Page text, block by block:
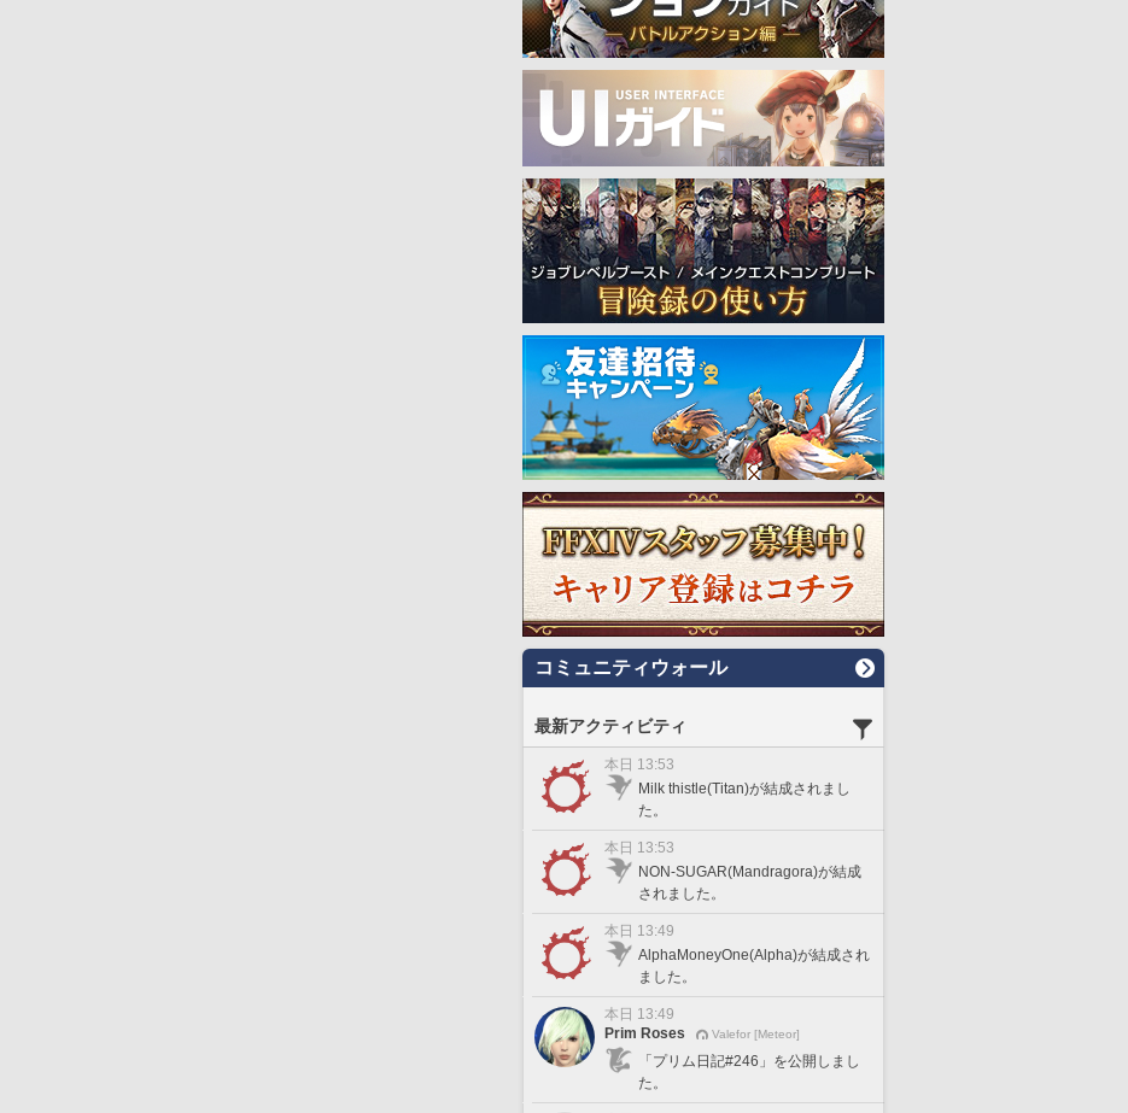
コミュニティウォール
最新アクティビティ
本日 13:53
Milk thistle(Titan)が結成されまし
た。
本日 13:53
NON-SUGAR(Mandragora)が結成
されました。
本日 13:49
AlphaMoneyOne(Alpha)が結成され
ました。
本日 13:49
Prim Roses
Valefor [Meteor]
「プリム日記#246」を公開しまし
た。